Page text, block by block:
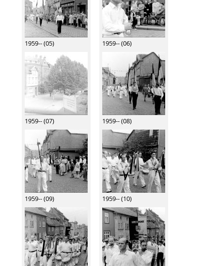
1959-- (05) 1959-- (06)
1959-- (07) 1959-- (08)
1959-- (09) 1959-- (10)